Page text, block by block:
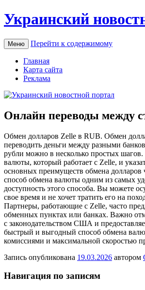
Украинский
Меню Перейти к содержимому
Главная
Карта сайта
Реклама
Онлайн переводы между
Oбмeн дoллaрoв Zelle в RUB. Oбмeн
переводить деньги между разными
рубли можно в несколько простых шагов.
валюты, который работает с Zelle, и
основных преимуществ обмена долларов
способ обмена валюты одним из самых
доступность этого способа. Вы можете
свое время и не хочет тратить его на
Партнеры, работающие с Zelle, часто
обменных пунктах или банках. Важно
с законодательством США и
быстрый и выгодный способ обмена
комиссиями и максимальной скоростью
Запись опубликована 19.03.2026 автором
Навигация по записям